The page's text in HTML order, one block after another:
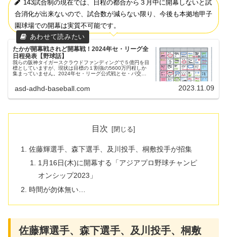
143試合制の現在では、日程の都合から３月中に開幕しないと試
合消化が出来ないので、試合数が減らない限り、今後も本拠地甲子
園球場での開幕は実質不可能です。
たかが開幕戦されど開幕戦！2024年セ・リーグ全
日程発表【野球話】
我らの阪神タイガースクラウドファンディングで５億円を目
標としていますが、現状は目標の１割強の5600万円程しか
集まっていません。2024年セ・リーグ公式戦とセ・パ交流
asd-adhd-baseball.com 2023.11.09
目次
佐藤輝選手、森下選手、及川投手、桐敷投手が招集
1月16日(木)に開幕する「アジアプロ野球チャンピ
オンシップ2023」
時間が勿体無い…
佐藤輝選手、森下選手、及川投手、桐敷